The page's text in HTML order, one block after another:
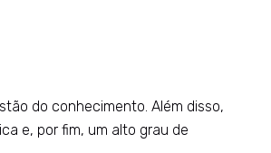
do conhecimento. Além disso,
e, por fim, um alto grau de